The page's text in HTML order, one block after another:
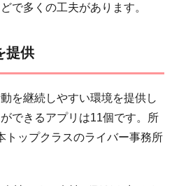
で多くの工夫があります。
提供
を継続しやすい環境を提供し
できるアプリは11個です。所
トップクラスのライバー事務所